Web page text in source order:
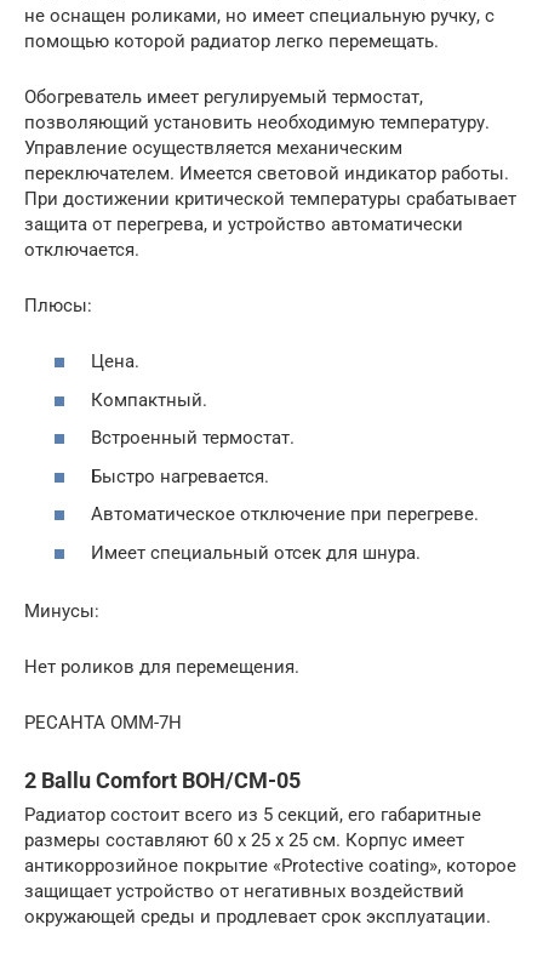
не оснащен роликами, но имеет специальную ручку, с
помощью которой радиатор легко перемещать.
Обогреватель имеет регулируемый термостат,
позволяющий установить необходимую температуру.
Управление осуществляется механическим
переключателем. Имеется световой индикатор работы.
При достижении критической температуры срабатывает
защита от перегрева, и устройство автоматически
отключается.
Плюсы:
Цена.
Компактный.
Встроенный термостат.
Быстро нагревается.
Автоматическое отключение при перегреве.
Имеет специальный отсек для шнура.
Минусы:
Нет роликов для перемещения.
РЕСАНТА ОММ-7Н
2 Ballu Comfort BOH/CM-05
Радиатор состоит всего из 5 секций, его габаритные
размеры составляют 60 х 25 х 25 см. Корпус имеет
антикоррозийное покрытие «Protective coating», которое
защищает устройство от негативных воздействий
окружающей среды и продлевает срок эксплуатации.